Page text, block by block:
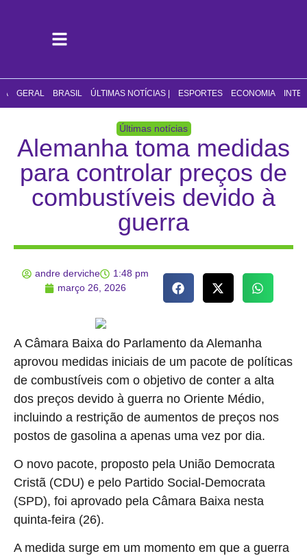
GERAL BRASIL ÚLTIMAS NOTÍCIAS | ESPORTES ECONOMIA
Últimas notícias
Alemanha toma medidas
para controlar preços de
combustíveis devido à
guerra
andre derviche
1:48 pm
março 26, 2026
A Câmara Baixa do Parlamento da Alemanha
aprovou medidas iniciais de um pacote de políticas
de combustíveis com o objetivo de conter a alta
dos preços devido à guerra no Oriente Médio,
incluindo a restrição de aumentos de preços nos
postos de gasolina a apenas uma vez por dia.
O novo pacote, proposto pela União Democrata
Cristã (CDU) e pelo Partido Social-Democrata
(SPD), foi aprovado pela Câmara Baixa nesta
quinta-feira (26).
A medida surge em um momento em que a guerra